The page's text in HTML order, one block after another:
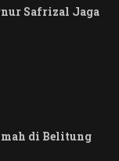
Safrizal Jaga
di Belitung